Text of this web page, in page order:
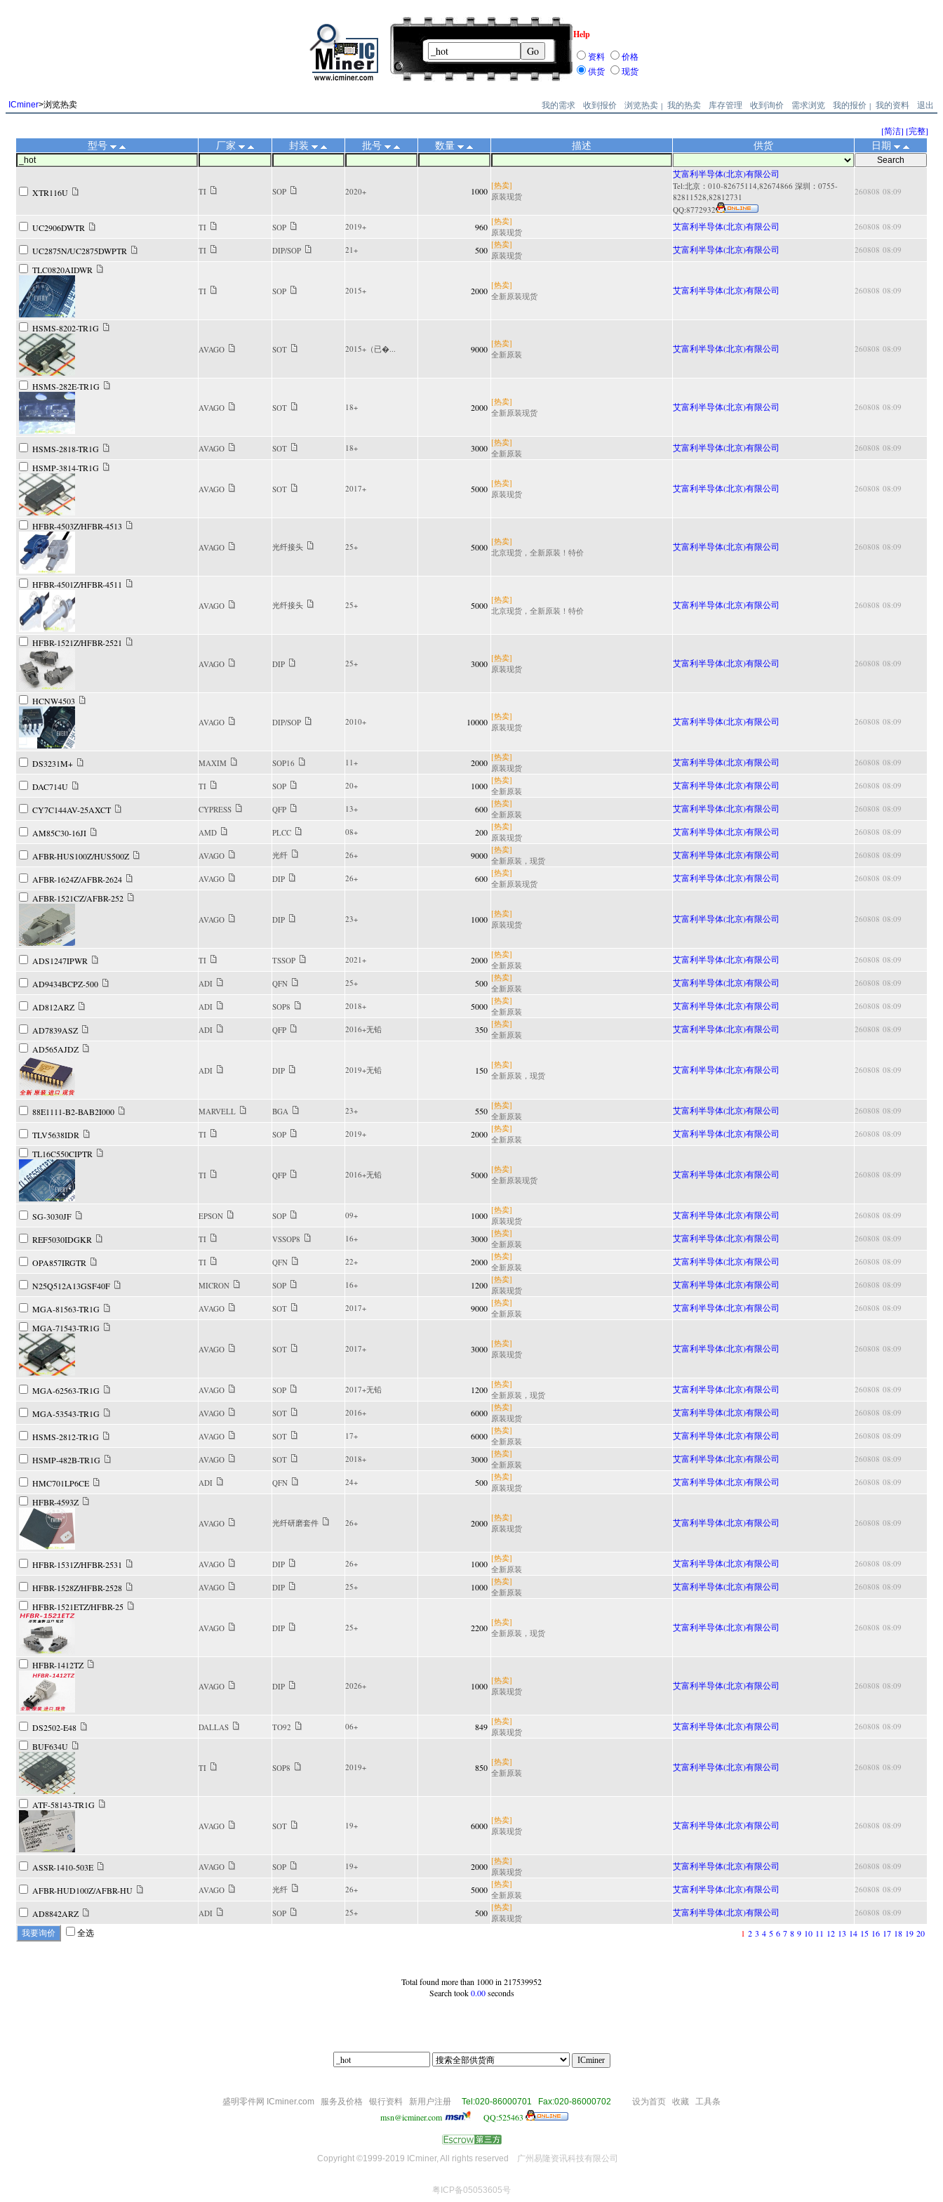
Help
资料
价格
供货
现货
ICminer>浏览热卖 我的需求 收到报价 浏览热卖 | 我的热卖 库存管理 收到询价 需求浏览 我的报价 | 我的资料 退出
[简洁] [完整]
型号 厂家 封装 批号 数量 描述 供货 日期
XTR116U TI SOP 2020+ 1000
[热卖]
原装现货
艾富利半导体(北京)有限公司
Tel:北京：010-82675114,82674866 深圳：0755-
82811528,82812731
QQ:8772932
260808 08:09
UC2906DWTR TI SOP 2019+ 960
[热卖]
原装现货
艾富利半导体(北京)有限公司 260808 08:09
UC2875N/UC2875DWPTR TI DIP/SOP 21+ 500
[热卖]
原装现货
艾富利半导体(北京)有限公司 260808 08:09
TLC0820AIDWR
TI SOP 2015+ 2000
[热卖]
全新原装现货
艾富利半导体(北京)有限公司 260808 08:09
HSMS-8202-TR1G
AVAGO SOT 2015+（已�... 9000
[热卖]
全新原装
艾富利半导体(北京)有限公司 260808 08:09
HSMS-282E-TR1G
AVAGO SOT 18+ 2000
[热卖]
全新原装现货
艾富利半导体(北京)有限公司 260808 08:09
HSMS-2818-TR1G AVAGO SOT 18+ 3000
[热卖]
全新原装
艾富利半导体(北京)有限公司 260808 08:09
HSMP-3814-TR1G
AVAGO SOT 2017+ 5000
[热卖]
原装现货
艾富利半导体(北京)有限公司 260808 08:09
HFBR-4503Z/HFBR-4513
AVAGO 光纤接头 25+ 5000
[热卖]
北京现货，全新原装！特价
艾富利半导体(北京)有限公司 260808 08:09
HFBR-4501Z/HFBR-4511
AVAGO 光纤接头 25+ 5000
[热卖]
北京现货，全新原装！特价
艾富利半导体(北京)有限公司 260808 08:09
HFBR-1521Z/HFBR-2521
AVAGO DIP 25+ 3000
[热卖]
原装现货
艾富利半导体(北京)有限公司 260808 08:09
HCNW4503
AVAGO DIP/SOP 2010+ 10000
[热卖]
原装现货
艾富利半导体(北京)有限公司 260808 08:09
DS3231M+ MAXIM SOP16 11+ 2000
[热卖]
原装现货
艾富利半导体(北京)有限公司 260808 08:09
DAC714U TI SOP 20+ 1000
[热卖]
全新原装
艾富利半导体(北京)有限公司 260808 08:09
CY7C144AV-25AXCT CYPRESS QFP 13+ 600
[热卖]
全新原装
艾富利半导体(北京)有限公司 260808 08:09
AM85C30-16JI AMD PLCC 08+ 200
[热卖]
原装现货
艾富利半导体(北京)有限公司 260808 08:09
AFBR-HUS100Z/HUS500Z AVAGO 光纤 26+ 9000
[热卖]
全新原装，现货
艾富利半导体(北京)有限公司 260808 08:09
AFBR-1624Z/AFBR-2624 AVAGO DIP 26+ 600
[热卖]
全新原装现货
艾富利半导体(北京)有限公司 260808 08:09
AFBR-1521CZ/AFBR-252
AVAGO DIP 23+ 1000
[热卖]
原装现货
艾富利半导体(北京)有限公司 260808 08:09
ADS1247IPWR TI TSSOP 2021+ 2000
[热卖]
全新原装
艾富利半导体(北京)有限公司 260808 08:09
AD9434BCPZ-500 ADI QFN 25+ 500
[热卖]
全新原装
艾富利半导体(北京)有限公司 260808 08:09
AD812ARZ ADI SOP8 2018+ 5000
[热卖]
全新原装
艾富利半导体(北京)有限公司 260808 08:09
AD7839ASZ ADI QFP 2016+无铅 350
[热卖]
全新原装
艾富利半导体(北京)有限公司 260808 08:09
AD565AJDZ
ADI DIP 2019+无铅 150
[热卖]
全新原装，现货
艾富利半导体(北京)有限公司 260808 08:09
88E1111-B2-BAB2I000 MARVELL BGA 23+ 550
[热卖]
全新原装
艾富利半导体(北京)有限公司 260808 08:09
TLV5638IDR TI SOP 2019+ 2000
[热卖]
全新原装
艾富利半导体(北京)有限公司 260808 08:09
TL16C550CIPTR
TI QFP 2016+无铅 5000
[热卖]
全新原装现货
艾富利半导体(北京)有限公司 260808 08:09
SG-3030JF EPSON SOP 09+ 1000
[热卖]
原装现货
艾富利半导体(北京)有限公司 260808 08:09
REF5030IDGKR TI VSSOP8 16+ 3000
[热卖]
全新原装
艾富利半导体(北京)有限公司 260808 08:09
OPA857IRGTR TI QFN 22+ 2000
[热卖]
全新原装
艾富利半导体(北京)有限公司 260808 08:09
N25Q512A13GSF40F MICRON SOP 16+ 1200
[热卖]
原装现货
艾富利半导体(北京)有限公司 260808 08:09
MGA-81563-TR1G AVAGO SOT 2017+ 9000
[热卖]
全新原装
艾富利半导体(北京)有限公司 260808 08:09
MGA-71543-TR1G
AVAGO SOT 2017+ 3000
[热卖]
原装现货
艾富利半导体(北京)有限公司 260808 08:09
MGA-62563-TR1G AVAGO SOP 2017+无铅 1200
[热卖]
全新原装，现货
艾富利半导体(北京)有限公司 260808 08:09
MGA-53543-TR1G AVAGO SOT 2016+ 6000
[热卖]
原装现货
艾富利半导体(北京)有限公司 260808 08:09
HSMS-2812-TR1G AVAGO SOT 17+ 6000
[热卖]
全新原装
艾富利半导体(北京)有限公司 260808 08:09
HSMP-482B-TR1G AVAGO SOT 2018+ 3000
[热卖]
全新原装
艾富利半导体(北京)有限公司 260808 08:09
HMC701LP6CE ADI QFN 24+ 500
[热卖]
原装现货
艾富利半导体(北京)有限公司 260808 08:09
HFBR-4593Z
AVAGO 光纤研磨套件 26+ 2000
[热卖]
原装现货
艾富利半导体(北京)有限公司 260808 08:09
HFBR-1531Z/HFBR-2531 AVAGO DIP 26+ 1000
[热卖]
全新原装
艾富利半导体(北京)有限公司 260808 08:09
HFBR-1528Z/HFBR-2528 AVAGO DIP 25+ 1000
[热卖]
全新原装
艾富利半导体(北京)有限公司 260808 08:09
HFBR-1521ETZ/HFBR-25
AVAGO DIP 25+ 2200
[热卖]
全新原装，现货
艾富利半导体(北京)有限公司 260808 08:09
HFBR-1412TZ
AVAGO DIP 2026+ 1000
[热卖]
原装现货
艾富利半导体(北京)有限公司 260808 08:09
DS2502-E48 DALLAS TO92 06+ 849
[热卖]
原装现货
艾富利半导体(北京)有限公司 260808 08:09
BUF634U
TI SOP8 2019+ 850
[热卖]
全新原装
艾富利半导体(北京)有限公司 260808 08:09
ATF-58143-TR1G
AVAGO SOT 19+ 6000
[热卖]
原装现货
艾富利半导体(北京)有限公司 260808 08:09
ASSR-1410-503E AVAGO SOP 19+ 2000
[热卖]
原装现货
艾富利半导体(北京)有限公司 260808 08:09
AFBR-HUD100Z/AFBR-HU AVAGO 光纤 26+ 5000
[热卖]
全新原装
艾富利半导体(北京)有限公司 260808 08:09
AD8842ARZ ADI SOP 25+ 500
[热卖]
原装现货
艾富利半导体(北京)有限公司 260808 08:09
全选 1 2 3 4 5 6 7 8 9 10 11 12 13 14 15 16 17 18 19 20
Total found more than 1000 in 217539952
Search took0.00seconds
盛明零件网 ICminer.com 服务及价格 银行资料 新用户注册 Tel:020-86000701 Fax:020-86000702 设为首页 收藏 工具条
msn@icminer.com QQ:525463
Copyright ©1999-2019 ICminer, All rights reserved 广州易隆资讯科技有限公司
粤ICP备05053605号